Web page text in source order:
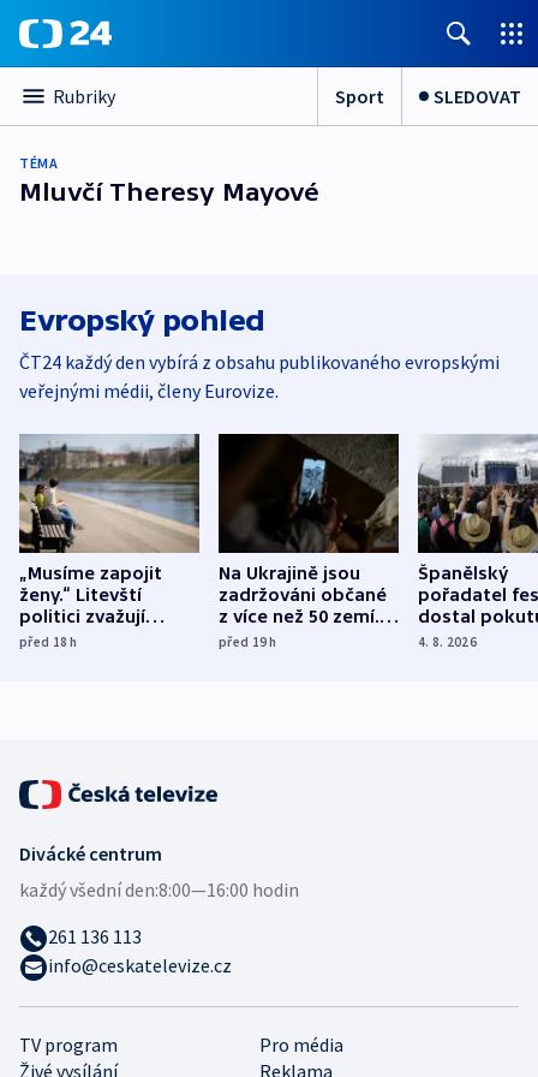
Rubriky Sport SLEDOVAT
TÉMA
Mluvčí Theresy Mayové
Evropský pohled
ČT24 každý den vybírá z obsahu publikovaného evropskými
veřejnými médii, členy Eurovize.
„Musíme zapojit
ženy.“ Litevští
politici zvažují
dohodu o
před 18h
Na Ukrajině jsou
zadržováni občané
z více než 50 zemí.
Bojovali na straně
před 19h
Španělský
pořadatel
dostal
nekalé
4. 8. 2026
TV program
Pro média
Živé vysílání
Reklama
Divácké centrum
každý všední den:8:00—16:00 hodin
261 136 113
info@ceskatelevize.cz